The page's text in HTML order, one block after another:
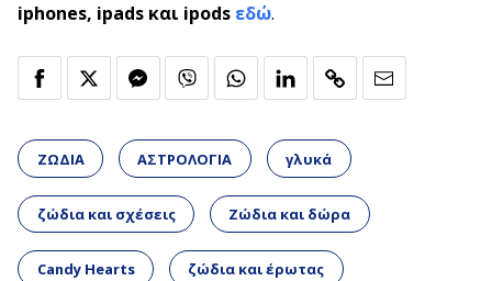
iphones, ipads και ipods εδώ.
ΖΩΔΙΑ ΑΣΤΡΟΛΟΓΙΑ γλυκά
ζώδια και σχέσεις Ζώδια και δώρα
Candy Hearts ζώδια και έρωτας